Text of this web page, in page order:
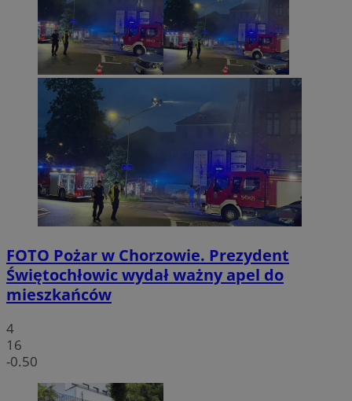
FOTO Pożar w Chorzowie. Prezydent
Świętochłowic wydał ważny apel do
mieszkańców
4
16
-0.50